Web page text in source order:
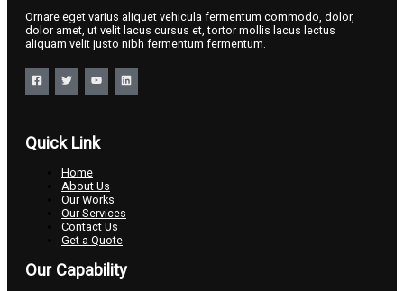
Ornare eget varius aliquet vehicula fermentum commodo, dolor,
dolor amet, ut velit lacus cursus et, tortor mollis lacus lectus
aliquam velit justo nibh fermentum fermentum.
Quick Link
Home
About Us
Our Works
Our Services
Contact Us
Get a Quote
Our Capability